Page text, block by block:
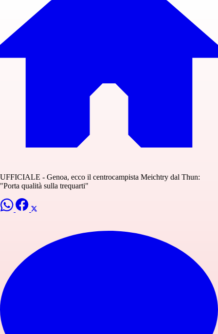
UFFICIALE - Genoa, ecco il centrocampista Meichtry dal Thun:
"Porta qualità sulla trequarti"